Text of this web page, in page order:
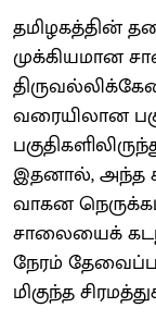
தமிழகத்தின்
முக்கியமான
வரையிலான
இதனால், அந்த
வாகன
சாலையைக்
நேரம்
மிகுந்த